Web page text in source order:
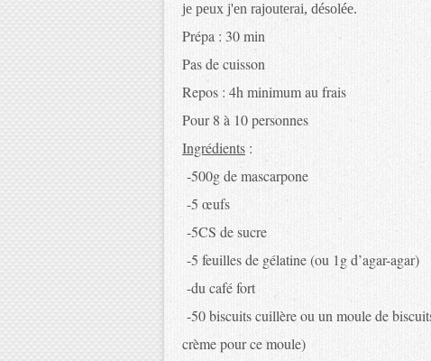
je peux j'en rajouterai, désolée.
Prépa : 30 min
Pas de cuisson
Repos : 4h minimum au frais
Pour 8 à 10 personnes
Ingrédients :
-500g de mascarpone
-5 œufs
-5CS de sucre
-5 feuilles de gélatine (ou 1g d’agar-agar)
-du café fort
-50 biscuits cuillère ou un moule de
crème pour ce moule)